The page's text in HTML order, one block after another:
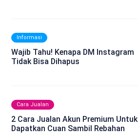
Informasi
Wajib Tahu! Kenapa DM Instagram
Tidak Bisa Dihapus
Cara Jualan
2 Cara Jualan Akun Premium Untuk
Dapatkan Cuan Sambil Rebahan